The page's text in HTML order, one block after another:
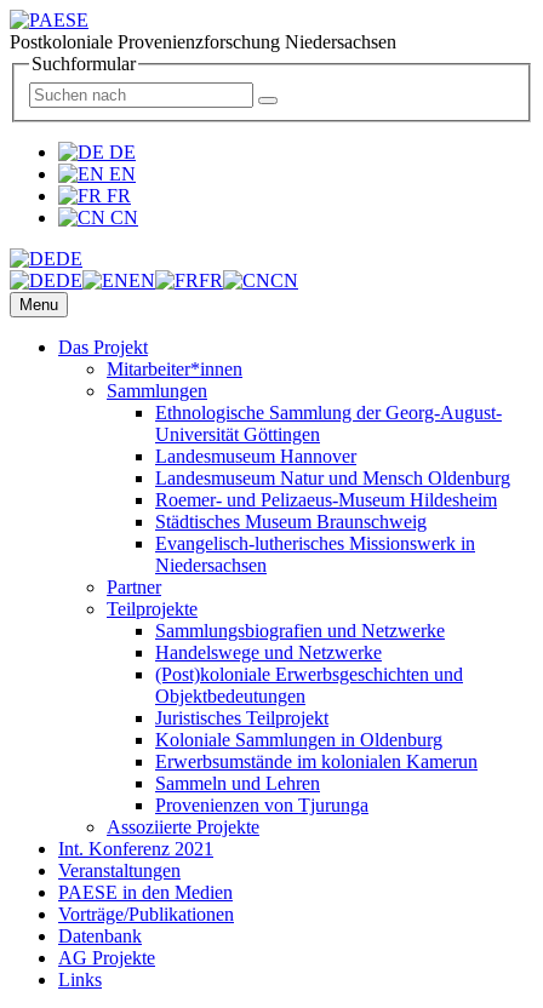
Postkoloniale Provenienzforschung Niedersachsen
Suchformular
DE
EN
FR
CN
DE
DE
EN FR CN
Menu
Das Projekt
Mitarbeiter*innen
Sammlungen
Ethnologische Sammlung der Georg-August-
Universität Göttingen
Landesmuseum Hannover
Landesmuseum Natur und Mensch Oldenburg
Roemer- und Pelizaeus-Museum Hildesheim
Städtisches Museum Braunschweig
Evangelisch-lutherisches Missionswerk in
Niedersachsen
Partner
Teilprojekte
Sammlungsbiografien und Netzwerke
Handelswege und Netzwerke
(Post)koloniale Erwerbsgeschichten und
Objektbedeutungen
Juristisches Teilprojekt
Koloniale Sammlungen in Oldenburg
Erwerbsumstände im kolonialen Kamerun
Sammeln und Lehren
Provenienzen von Tjurunga
Assoziierte Projekte
Int. Konferenz 2021
Veranstaltungen
PAESE in den Medien
Vorträge/Publikationen
Datenbank
AG Projekte
Links